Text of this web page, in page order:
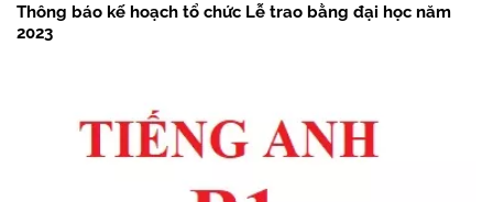
Thông báo kế hoạch tổ chức Lễ trao bằng đại học năm
2023